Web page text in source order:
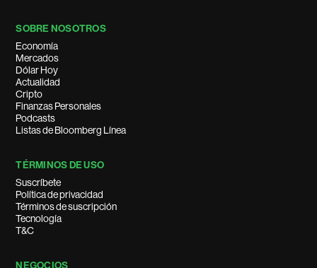
SOBRE NOSOTROS
Economía
Mercados
Dólar Hoy
Actualidad
Cripto
Finanzas Personales
Podcasts
Listas de Bloomberg Línea
TÉRMINOS DE USO
Suscríbete
Política de privacidad
Términos de suscripción
Tecnología
T&C
NEGOCIOS